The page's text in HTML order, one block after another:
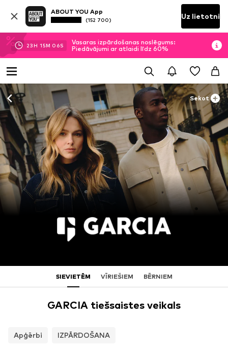
ABOUT YOU App
(152 700) Uz lietotni
23H 15M 04S
Vasaras izpārdošanas noslēgums:
Piedāvājumi ar atlaidi līdz 60%
Sekot
SIEVIETĒM VĪRIEŠIEM BĒRNIEM
GARCIA tiešsaistes veikals
Apģērbi IZPĀRDOŠANA